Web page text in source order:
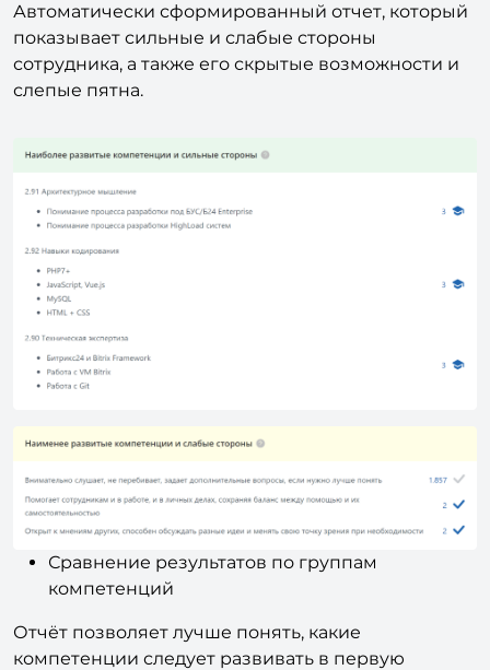
Автоматически сформированный отчет, который
показывает сильные и слабые стороны
сотрудника, а также его скрытые возможности и
слепые пятна.
Сравнение результатов по группам
компетенций
Отчёт позволяет лучше понять, какие
компетенции следует развивать в первую